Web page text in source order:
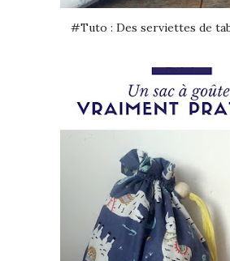
#Tuto : Des serviettes de